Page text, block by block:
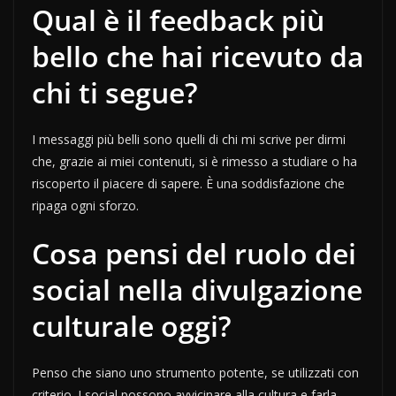
Qual è il feedback più
bello che hai ricevuto da
chi ti segue?
I messaggi più belli sono quelli di chi mi scrive per dirmi
che, grazie ai miei contenuti, si è rimesso a studiare o ha
riscoperto il piacere di sapere. È una soddisfazione che
ripaga ogni sforzo.
Cosa pensi del ruolo dei
social nella divulgazione
culturale oggi?
Penso che siano uno strumento potente, se utilizzati con